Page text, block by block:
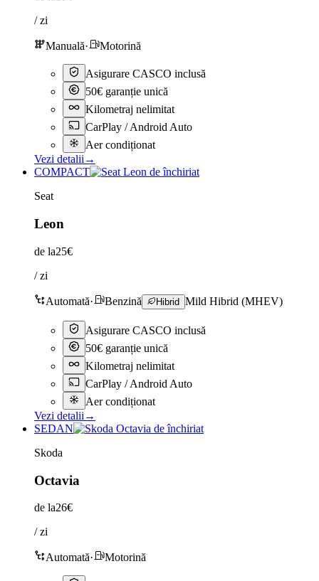
/ zi
Manuală· Motorină
Asigurare CASCO inclusă
50€ garanție unică
Kilometraj nelimitat
CarPlay / Android Auto
Aer condiționat
Vezi detalii→
COMPACT
Seat
Leon
de la25€
/ zi
Automată· Benzină Hibrid Mild Hibrid (MHEV)
Asigurare CASCO inclusă
50€ garanție unică
Kilometraj nelimitat
CarPlay / Android Auto
Aer condiționat
Vezi detalii →
SEDAN
Skoda
Octavia
de la26€
/ zi
Automată· Motorină